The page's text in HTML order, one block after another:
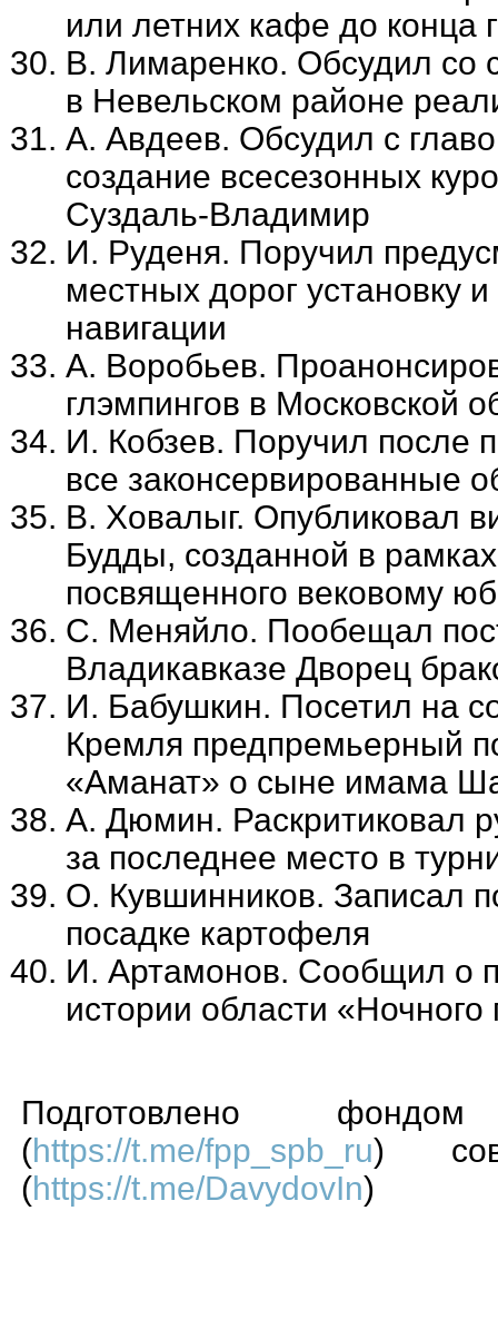
или летних кафе до конца
В. Лимаренко. Обсудил со
в Невельском районе
А. Авдеев. Обсудил с
создание всесезонных
Суздаль-Владимир
И. Руденя. Поручил
местных дорог установку
навигации
А. Воробьев.
глэмпингов в Московской
И. Кобзев. Поручил после
все законсервированные
В. Ховалыг. Опубликовал
Будды, созданной в
посвященного вековому
С. Меняйло. Пообещал
Владикавказе Дворец
И. Бабушкин. Посетил на
Кремля предпремьерный
«Аманат» о сыне имама
А. Дюмин. Раскритиковал
за последнее место в
О. Кувшинников. Записал
посадке картофеля
И. Артамонов. Сообщил о
истории области «Ночного
Подготовлено фондом
(https://t.me/fpp_spb_ru)
(https://t.me/DavydovIn)